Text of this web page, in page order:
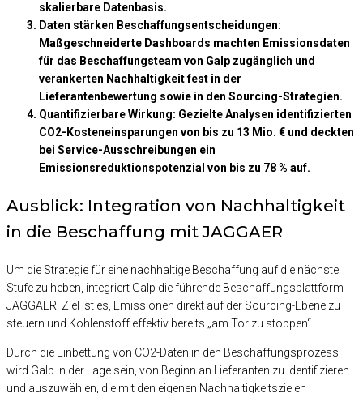
skalierbare Datenbasis.
Daten stärken Beschaffungsentscheidungen:
Maßgeschneiderte Dashboards machten Emissionsdaten
für das Beschaffungsteam von Galp zugänglich und
verankerten Nachhaltigkeit fest in der
Lieferantenbewertung sowie in den Sourcing-Strategien.
Quantifizierbare Wirkung: Gezielte Analysen identifizierten
CO2-Kosteneinsparungen von bis zu 13 Mio. € und deckten
bei Service-Ausschreibungen ein
Emissionsreduktionspotenzial von bis zu 78 % auf.
Ausblick: Integration von Nachhaltigkeit
in die Beschaffung mit JAGGAER
Um die Strategie für eine nachhaltige Beschaffung auf die nächste
Stufe zu heben, integriert Galp die führende Beschaffungsplattform
JAGGAER. Ziel ist es, Emissionen direkt auf der Sourcing-Ebene zu
steuern und Kohlenstoff effektiv bereits „am Tor zu stoppen“.
Durch die Einbettung von CO2-Daten in den Beschaffungsprozess
wird Galp in der Lage sein, von Beginn an Lieferanten zu identifizieren
und auszuwählen, die mit den eigenen Nachhaltigkeitszielen